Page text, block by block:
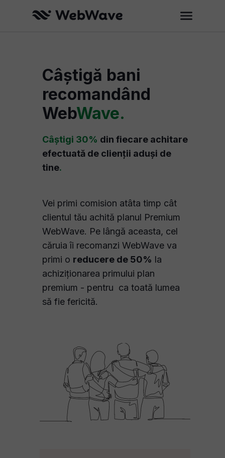
Câștigă bani
recomandând
WebWave.
Câștigi 30% din fiecare achitare
efectuată de clienții aduși de
tine.
Vei primi comision atâta timp cât
clientul tău achită planul Premium
WebWave. Pe lângă aceasta, cel
căruia îi recomanzi WebWave va
primi o reducere de 50% la
achiziționarea primului plan
premium - pentru ca toată lumea
să fie fericită.